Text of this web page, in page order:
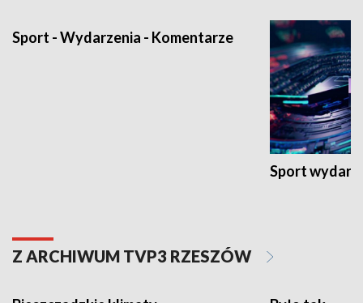
Sport - Wydarzenia - Komentarze
Sport
Z ARCHIWUM TVP3 RZESZÓW